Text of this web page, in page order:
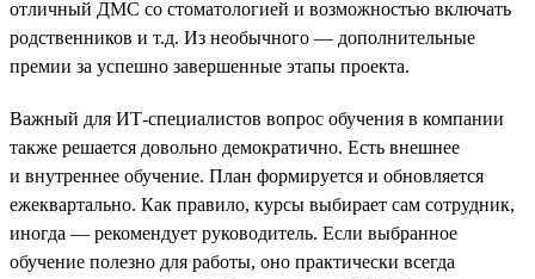
отличный ДМС со стоматологией и возможностью включать
родственников и т.д. Из необычного — дополнительные
премии за успешно завершенные этапы проекта.
Важный для ИТ-специалистов вопрос обучения в компании
также решается довольно демократично. Есть внешнее
и внутреннее обучение. План формируется и обновляется
ежеквартально. Как правило, курсы выбирает сам сотрудник,
иногда — рекомендует руководитель. Если выбранное
обучение полезно для работы, оно практически всегда